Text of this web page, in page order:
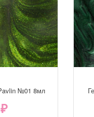
№01 8мл